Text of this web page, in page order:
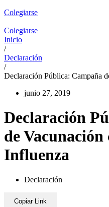
Colegiarse
Colegiarse
Inicio
/
Declaración
/
Declaración Pública: Campaña
junio 27, 2019
Declaración
de
Influenza
Declaración
Copiar Link